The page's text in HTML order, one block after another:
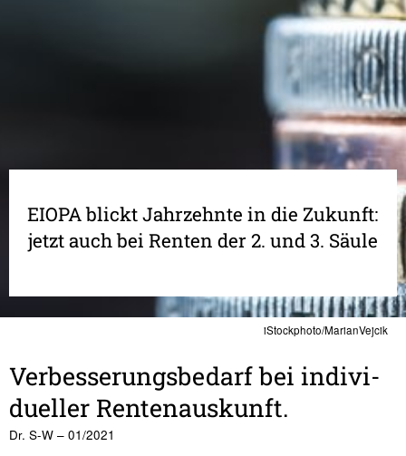
iStockphoto/MarianVejcik
EIOPA blickt Jahrzehnte in die Zukunft:
jetzt auch bei Renten der 2. und 3. Säule
Verbes­se­rungs­be­darf bei indi­vi­
du­eller Renten­aus­kunft.
Dr. S-W – 01/2021